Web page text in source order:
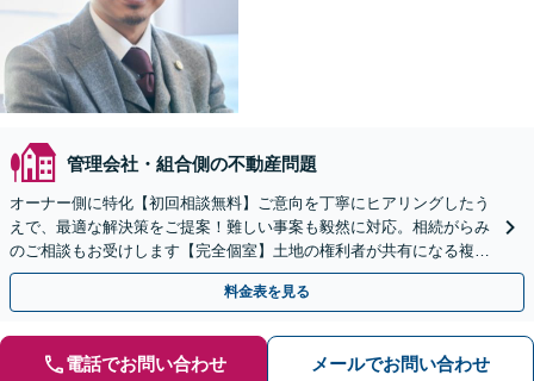
管理会社・組合側の不動産問題
オーナー側に特化【初回相談無料】ご意向を丁寧にヒアリングしたう
えで、最適な解決策をご提案！難しい事案も毅然に対応。相続がらみ
のご相談もお受けします【完全個室】土地の権利者が共有になる複雑
な権利関係もお任せ【夜間面談可】
料金表を見る
電話でお問い合わせ メールでお問い合わせ